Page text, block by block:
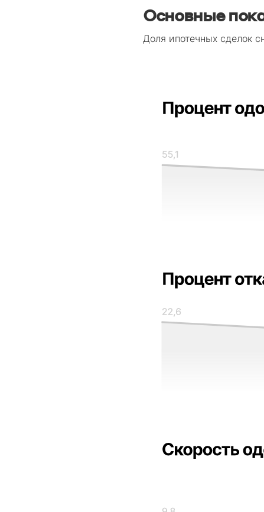
Основные
Доля ипотечных сделок